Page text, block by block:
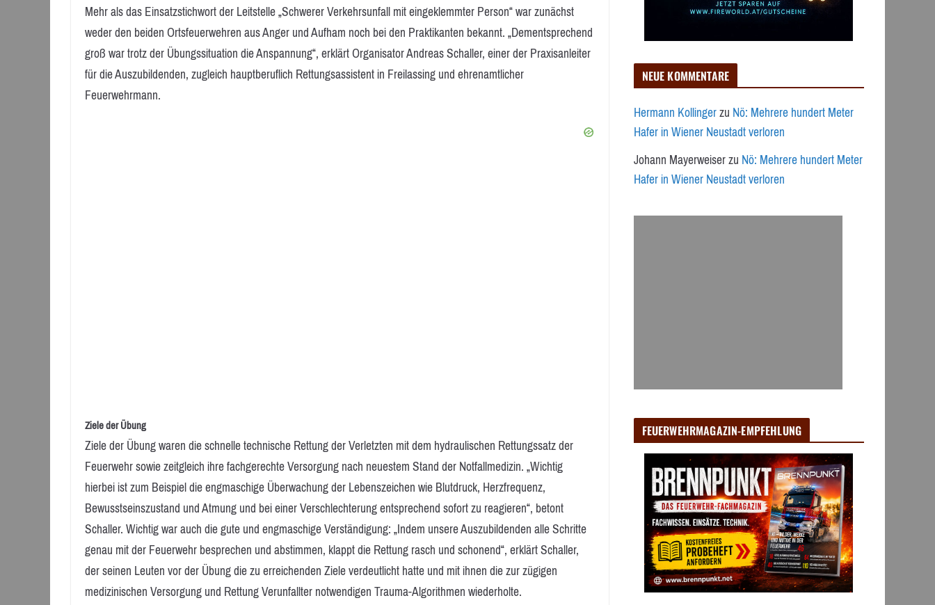
Mehr als das Einsatzstichwort der Leitstelle „Schwerer Verkehrsunfall mit eingeklemmter Person“ war zunächst
weder den beiden Ortsfeuerwehren aus Anger und Aufham noch bei den Praktikanten bekannt. „Dementsprechend
groß war trotz der Übungssituation die Anspannung“, erklärt Organisator Andreas Schaller, einer der Praxisanleiter
für die Auszubildenden, zugleich hauptberuflich Rettungsassistent in Freilassing und ehrenamtlicher
Feuerwehrmann.
Ziele der Übung
Ziele der Übung waren die schnelle technische Rettung der Verletzten mit dem hydraulischen Rettungssatz der
Feuerwehr sowie zeitgleich ihre fachgerechte Versorgung nach neuestem Stand der Notfallmedizin. „Wichtig
hierbei ist zum Beispiel die engmaschige Überwachung der Lebenszeichen wie Blutdruck, Herzfrequenz,
Bewusstseinszustand und Atmung und bei einer Verschlechterung entsprechend sofort zu reagieren“, betont
Schaller. Wichtig war auch die gute und engmaschige Verständigung: „Indem unsere Auszubildenden alle Schritte
genau mit der Feuerwehr besprechen und abstimmen, klappt die Rettung rasch und schonend“, erklärt Schaller,
der seinen Leuten vor der Übung die zu erreichenden Ziele verdeutlicht hatte und mit ihnen die zur zügigen
medizinischen Versorgung und Rettung Verunfallter notwendigen Trauma-Algorithmen wiederholte.
NEUE KOMMENTARE
Hermann KollingerzuNö: Mehrere hundert Meter
Hafer in Wiener Neustadt verloren
Johann MayerweiserzuNö: Mehrere hundert Meter
Hafer in Wiener Neustadt verloren
FEUERWEHRMAGAZIN-EMPFEHLUNG